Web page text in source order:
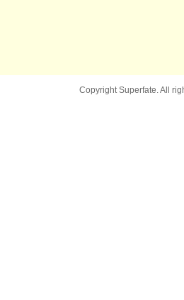
Copyright Superfate. All